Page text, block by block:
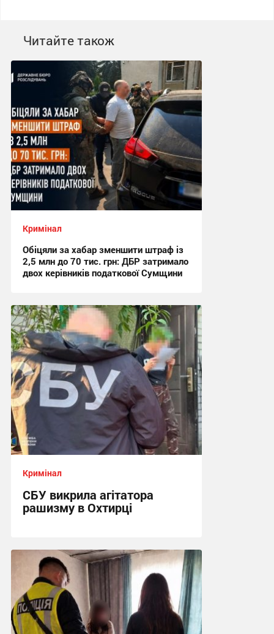
Читайте також
Кримінал
Обіцяли за хабар зменшити штраф із
2,5 млн до 70 тис. грн: ДБР затримало
двох керівників податкової Сумщини
17:42, 6.08.2026
Кримінал
СБУ викрила агітатора
рашизму в Охтирці
13:34, 6.08.2026